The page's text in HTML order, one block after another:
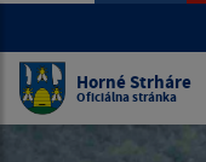
Horné Strháre
Oficiálna stránka